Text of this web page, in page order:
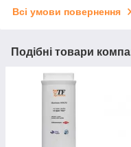
Всі умови повернення
Подібні товари